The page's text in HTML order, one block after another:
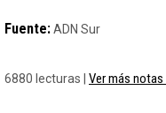
Fuente:ADN Sur
6880 lecturas | Ver más